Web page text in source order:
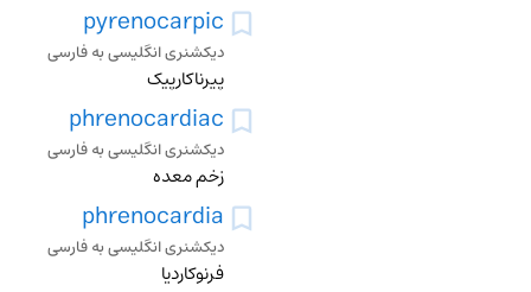
pyrenocarpic
دیکشنری انگلیسی به فارسی
پیرناکارپیک
phrenocardiac
دیکشنری انگلیسی به فارسی
زخم معده
phrenocardia
دیکشنری انگلیسی به فارسی
فرنوکاردیا